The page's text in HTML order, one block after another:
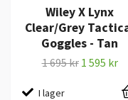
Wiley X Lynx
Clear/Grey
Goggles - Tan
1 695 kr 1 595 kr
I lager